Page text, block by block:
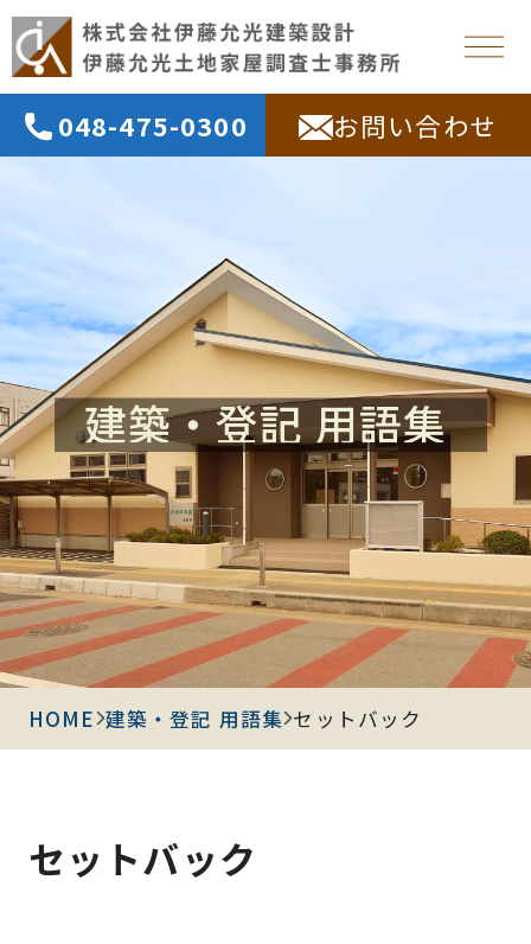
048-475-0300 お問い合わせ
建築・登記 用語集
HOME 建築・登記 用語集 セットバック
セットバック